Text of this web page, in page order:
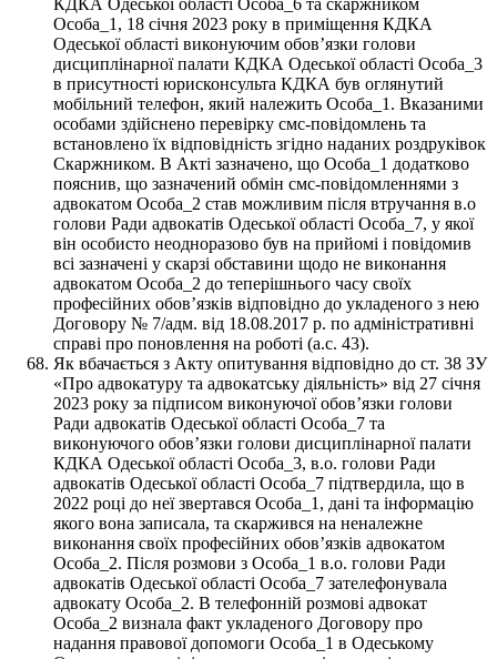
Особа_1, 18 січня 2023 року в приміщення КДКА
Одеської області виконуючим обов’язки голови
дисциплінарної палати КДКА Одеської області Особа_3
в присутності юрисконсульта КДКА був оглянутий
мобільний телефон, який належить Особа_1. Вказаними
особами здійснено перевірку смс-повідомлень та
встановлено їх відповідність згідно наданих роздруківок
Скаржником. В Акті зазначено, що Особа_1 додатково
пояснив, що зазначений обмін смс-повідомленнями з
адвокатом Особа_2 став можливим після втручання в.о
голови Ради адвокатів Одеської області Особа_7, у якої
він особисто неодноразово був на прийомі і повідомив
всі зазначені у скарзі обставини щодо не виконання
адвокатом Особа_2 до теперішнього часу своїх
професійних обов’язків відповідно до укладеного з нею
Договору № 7/адм. від 18.08.2017 р. по адміністративні
справі про поновлення на роботі (а.с. 43).
Як вбачається з Акту опитування відповідно до ст. 38 ЗУ
«Про адвокатуру та адвокатську діяльність» від 27 січня
2023 року за підписом виконуючої обов’язки голови
Ради адвокатів Одеської області Особа_7 та
виконуючого обов’язки голови дисциплінарної палати
КДКА Одеської області Особа_3, в.о. голови Ради
адвокатів Одеської області Особа_7 підтвердила, що в
2022 році до неї звертався Особа_1, дані та інформацію
якого вона записала, та скаржився на неналежне
виконання своїх професійних обов’язків адвокатом
Особа_2. Після розмови з Особа_1 в.о. голови Ради
адвокатів Одеської області Особа_7 зателефонувала
адвокату Особа_2. В телефонній розмові адвокат
Особа_2 визнала факт укладеного Договору про
надання правової допомоги Особа_1 в Одеському